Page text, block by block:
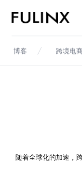
Fulinx-跨境电商独立站
博客 跨境电
随着全球化的加速，